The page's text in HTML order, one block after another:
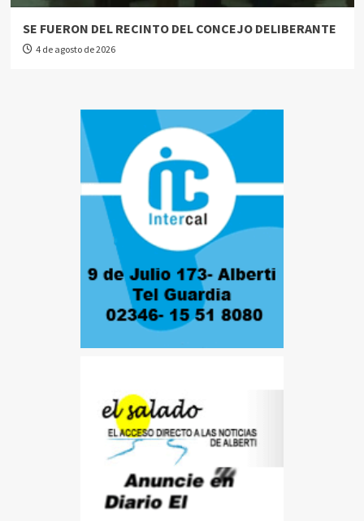
SE FUERON DEL RECINTO DEL CONCEJO DELIBERANTE
4 de agosto de 2026